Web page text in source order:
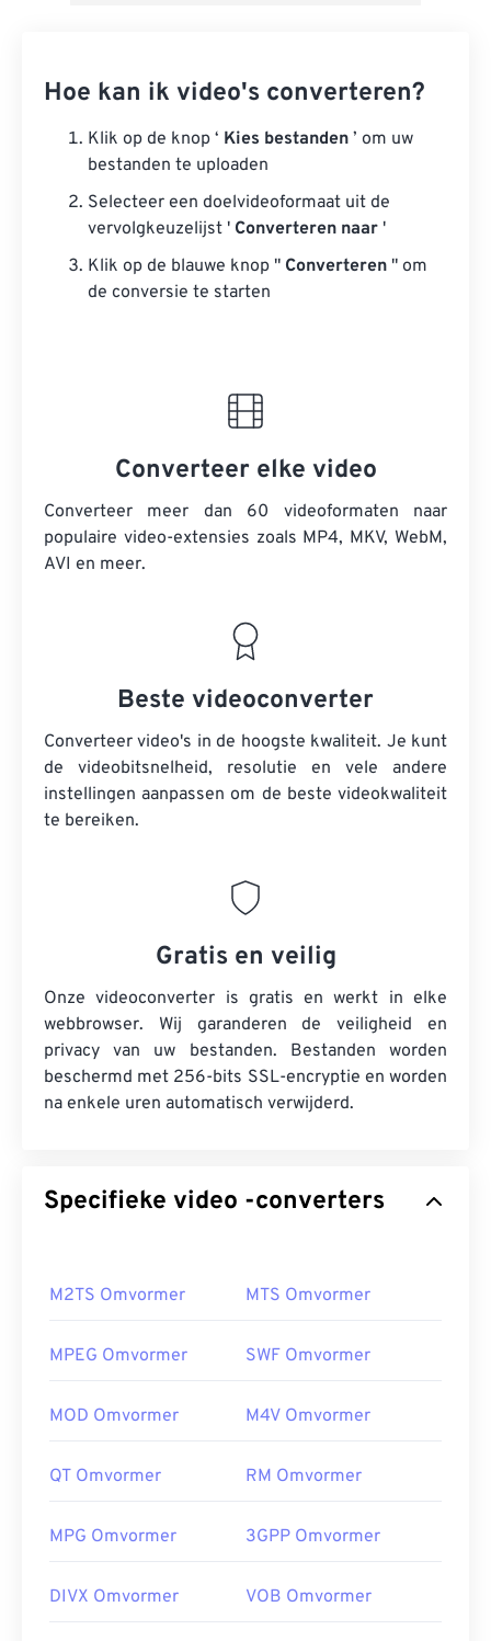
Hoe kan ik video's converteren?
Klik op de knop ‘ Kies bestanden ’ om uw
bestanden te uploaden
Selecteer een doelvideoformaat uit de
vervolgkeuzelijst ' Converteren naar '
Klik op de blauwe knop " Converteren " om
de conversie te starten
Converteer elke video
Converteer meer dan 60 videoformaten naar
populaire video-extensies zoals MP4, MKV, WebM,
AVI en meer.
Beste videoconverter
Converteer video's in de hoogste kwaliteit. Je kunt
de videobitsnelheid, resolutie en vele andere
instellingen aanpassen om de beste videokwaliteit
te bereiken.
Gratis en veilig
Onze videoconverter is gratis en werkt in elke
webbrowser. Wij garanderen de veiligheid en
privacy van uw bestanden. Bestanden worden
beschermd met 256-bits SSL-encryptie en worden
na enkele uren automatisch verwijderd.
Specifieke video -converters
M2TS Omvormer MTS Omvormer
MPEG Omvormer SWF Omvormer
MOD Omvormer M4V Omvormer
QT Omvormer RM Omvormer
MPG Omvormer 3GPP Omvormer
DIVX Omvormer VOB Omvormer